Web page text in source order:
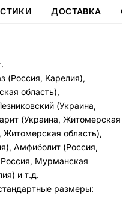
ДОСТАВКА
(Россия, Карелия),
область),
(Украина,
(Украина, Житомерская
Житомерская область),
Амфиболит (Россия,
Мурманская
и т.д.
размеры: